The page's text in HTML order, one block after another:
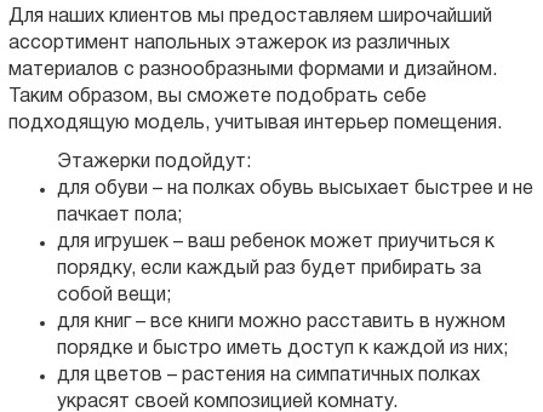
Для наших клиентов мы предоставляем широчайший
ассортимент напольных этажерок из различных
материалов с разнообразными формами и дизайном.
Таким образом, вы сможете подобрать себе
подходящую модель, учитывая интерьер помещения.
Этажерки подойдут:
для обуви – на полках обувь высыхает быстрее и не
пачкает пола;
для игрушек – ваш ребенок может приучиться к
порядку, если каждый раз будет прибирать за
собой вещи;
для книг – все книги можно расставить в нужном
порядке и быстро иметь доступ к каждой из них;
для цветов – растения на симпатичных полках
украсят своей композицией комнату.